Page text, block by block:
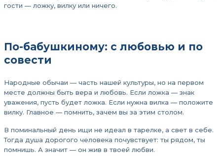
гости — ложку, вилку или ничего.
По-бабушкиному: с любовью и по
совести
Народные обычаи — часть нашей культуры, но на первом
месте должны быть вера и любовь. Если ложка — знак
уважения, пусть будет ложка. Если нужна вилка — положите
вилку. Главное — помнить, зачем вы за этим столом.
В поминальный день ищи не идеал в тарелке, а свет в себе.
Тогда душа дорогого человека почувствует: ты рядом, ты
помнишь. А значит — он жив в твоей любви.